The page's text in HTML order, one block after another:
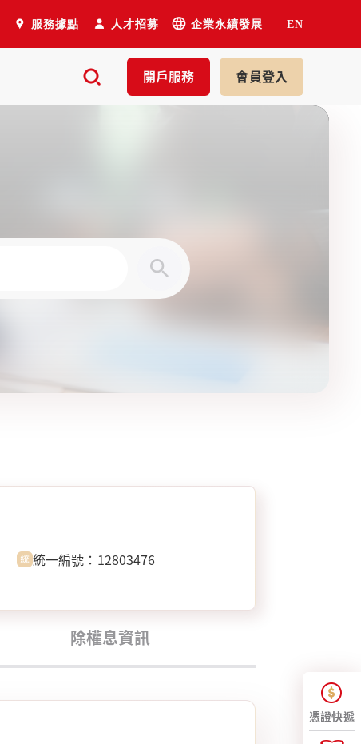
服務據點 人才招募 企業永續發展 EN
開戶服務 會員登入
統一編號：12803476
除權息資訊
憑證快遞